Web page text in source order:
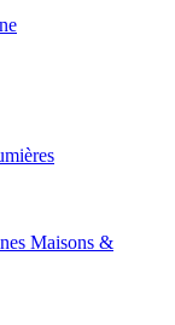
Maisons &